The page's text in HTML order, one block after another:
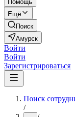
Помощь
Ещё
Поиск
Амурск
Войти
Войти
Зарегистрироваться
Поиск
/